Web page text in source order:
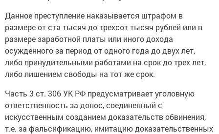
Данное преступление наказывается штрафом в
размере от ста тысяч до трехсот тысяч рублей или в
размере заработной платы или иного дохода
осужденного за период от одного года до двух лет,
либо принудительными работами на срок до трех лет,
либо лишением свободы на тот же срок.
Часть 3 ст. 306 УК РФ предусматривает уголовную
ответственность за донос, соединенный с
искусственным созданием доказательств обвинения,
т.е. за фальсификацию, имитацию доказательственных